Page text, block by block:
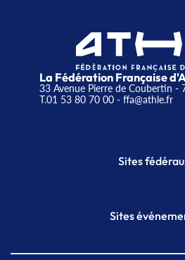
La Fédération Française
33 Avenue Pierre de Coubertin -
T.01 53 80 70 00- ffa@athle.fr
Sites
Plateforme
Sites
Meeting de Paris